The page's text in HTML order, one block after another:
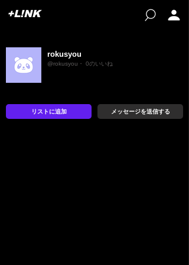
+L!NK
rokusyou
@rokusyou・ 0のいいね
リストに追加 メッセージを送信する